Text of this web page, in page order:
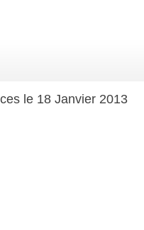
le 18 Janvier 2013